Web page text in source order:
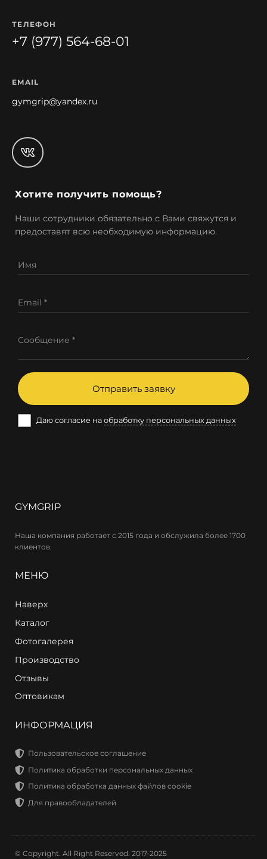
ТЕЛЕФОН
+7 (977) 564-68-01
EMAIL
gymgrip@yandex.ru
Хотите получить помощь?
Наши сотрудники обязательно с Вами свяжутся и
предоставят всю необходимую информацию.
Имя
Email *
Сообщение *
Отправить заявку
Даю согласие на обработку персональных данных
GYMGRIP
Наша компания работает с 2015 года и обслужила более 1700
клиентов.
МЕНЮ
Наверх
Каталог
Фотогалерея
Производство
Отзывы
Оптовикам
ИНФОРМАЦИЯ
Пользовательское соглашение
Политика обработки персональных данных
Политика обработка данных файлов cookie
Для правообладателей
© Copyright. All Right Reserved. 2017-2025